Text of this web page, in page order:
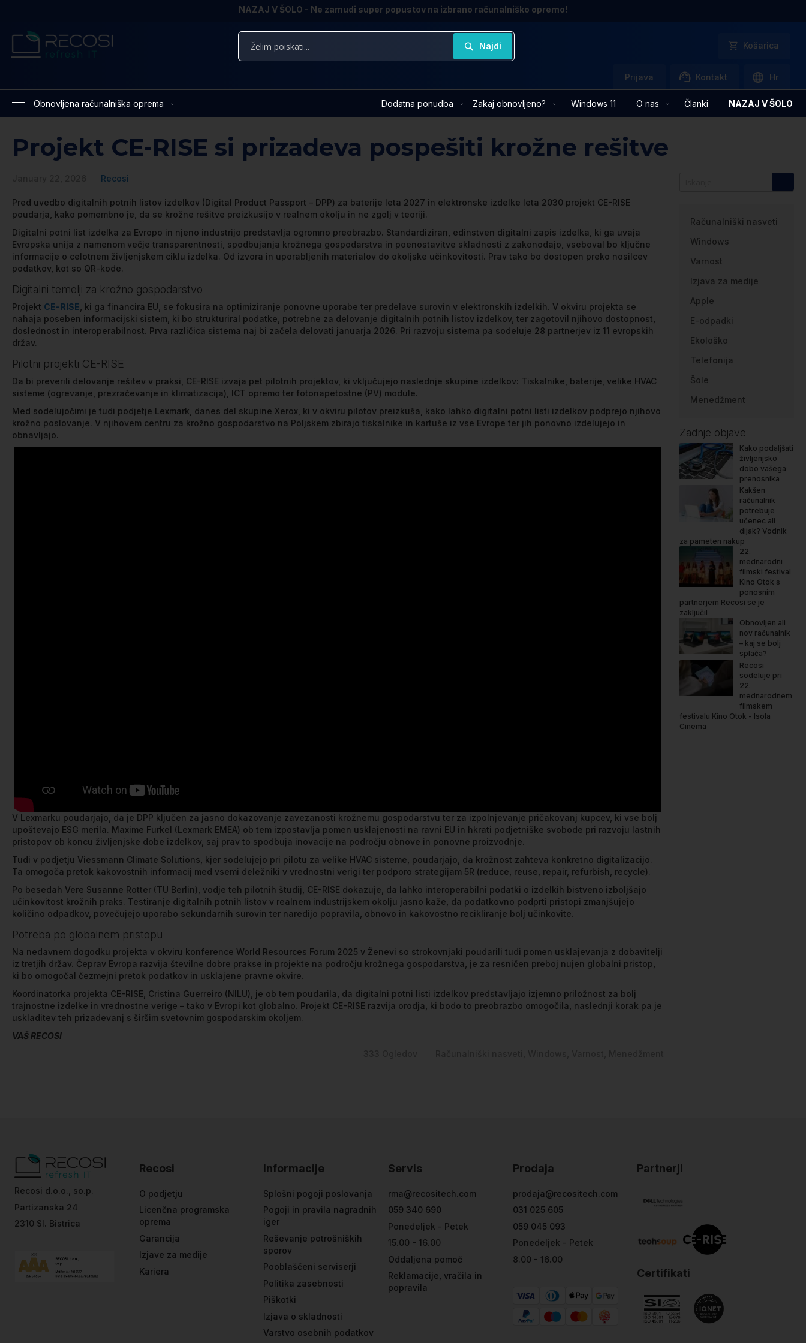
NAZAJ V ŠOLO - Ne zamudi super popustov na izbrano računalniško opremo!
Najdi Košarica
Prijava Kontakt Hr
Obnovljena računalniška oprema NAZAJ V ŠOLO
Članki
O nas
Windows 11
Zakaj obnovljeno?
Dodatna ponudba
Projekt CE-RISE si prizadeva pospešiti krožne rešitve
Recosi
Pred uvedbo digitalnih potnih listov izdelkov (Digital Product Passport – DPP) za baterije leta 2027 in elektronske izdelke leta 2030 projekt CE-RISE
poudarja, kako pomembno je, da se krožne rešitve preizkusijo v realnem okolju in ne zgolj v teoriji.
Digitalni potni list izdelka za Evropo in njeno industrijo predstavlja ogromno preobrazbo. Standardiziran, edinstven digitalni zapis izdelka, ki ga uvaja
Evropska unija z namenom večje transparentnosti, spodbujanja krožnega gospodarstva in poenostavitve skladnosti z zakonodajo, vseboval bo ključne
informacije o celotnem življenjskem ciklu izdelka. Od izvora in uporabljenih materialov do okoljske učinkovitosti. Prav tako bo dostopen preko nosilcev
podatkov, kot so QR-kode.
Digitalni temelji za krožno gospodarstvo
Projekt CE-RISE , ki ga financira EU, se fokusira na optimiziranje ponovne uporabe ter predelave surovin v elektronskih izdelkih. V okviru projekta se
nahaja poseben informacijski sistem, ki bo strukturiral podatke, potrebne za delovanje digitalnih potnih listov izdelkov, ter zagotovil njihovo dostopnost,
doslednost in interoperabilnost. Prva različica sistema naj bi začela delovati januarja 2026. Pri razvoju sistema pa sodeluje 28 partnerjev iz 11 evropskih
držav.
Pilotni projekti CE-RISE
Da bi preverili delovanje rešitev v praksi, CE-RISE izvaja pet pilotnih projektov, ki vključujejo naslednje skupine izdelkov: Tiskalnike, baterije, velike HVAC
sisteme (ogrevanje, prezračevanje in klimatizacija), ICT opremo ter fotonapetostne (PV) module.
Med sodelujočimi je tudi podjetje Lexmark, danes del skupine Xerox, ki v okviru pilotov preizkuša, kako lahko digitalni potni listi izdelkov podprejo njihovo
krožno poslovanje. V njihovem centru za krožno gospodarstvo na Poljskem zbirajo tiskalnike in kartuše iz vse Evrope ter jih ponovno izdelujejo in
obnavljajo.
V Lexmarku poudarjajo, da je DPP ključen za jasno dokazovanje zavezanosti krožnemu gospodarstvu ter za izpolnjevanje pričakovanj kupcev, ki vse bolj
upoštevajo ESG merila. Maxime Furkel (Lexmark EMEA) ob tem izpostavlja pomen usklajenosti na ravni EU in hkrati podjetniške svobode pri razvoju lastnih
pristopov ob koncu življenjske dobe izdelkov, saj prav to spodbuja inovacije na področju obnove in ponovne proizvodnje.
Tudi v podjetju Viessmann Climate Solutions, kjer sodelujejo pri pilotu za velike HVAC sisteme, poudarjajo, da krožnost zahteva konkretno digitalizacijo.
Ta omogoča pretok kakovostnih informacij med vsemi deležniki v vrednostni verigi ter podporo strategijam 5R (reduce, reuse, repair, refurbish, recycle).
Po besedah Vere Susanne Rotter (TU Berlin), vodje teh pilotnih študij, CE-RISE dokazuje, da lahko interoperabilni podatki o izdelkih bistveno izboljšajo
učinkovitost krožnih praks. Testiranje digitalnih potnih listov v realnem industrijskem okolju jasno kaže, da podatkovno podprti pristopi zmanjšujejo
količino odpadkov, povečujejo uporabo sekundarnih surovin ter naredijo popravila, obnovo in kakovostno recikliranje bolj učinkovite.
Potreba po globalnem pristopu
Na nedavnem dogodku projekta v okviru konference World Resources Forum 2025 v Ženevi so strokovnjaki poudarili tudi pomen usklajevanja z dobavitelji
iz tretjih držav. Čeprav Evropa razvija številne dobre prakse in projekte na področju krožnega gospodarstva, je za resničen preboj nujen globalni pristop,
ki bo omogočal čezmejni pretok podatkov in usklajene pravne okvire.
Koordinatorka projekta CE-RISE, Cristina Guerreiro (NILU), je ob tem poudarila, da digitalni potni listi izdelkov predstavljajo izjemno priložnost za bolj
trajnostne izdelke in vrednostne verige – tako v Evropi kot globalno. Projekt CE-RISE razvija orodja, ki bodo to preobrazbo omogočila, naslednji korak pa je
uskladitev teh prizadevanj s širšim svetovnim gospodarskim okoljem.
VAŠ RECOSI
Računalniški nasveti
Windows
Varnost
Izjava za medije
Apple
E-odpadki
Ekološko
Telefonija
Šole
Menedžment
Zadnje objave
Kako podaljšati
življenjsko
dobo vašega
prenosnika
Kakšen
računalnik
potrebuje
učenec ali
dijak? Vodnik
za pameten nakup
22.
mednarodni
filmski festival
Kino Otok s
ponosnim
partnerjem Recosi se je
zaključil
Obnovljen ali
nov računalnik
– kaj se bolj
splača?
Recosi
sodeluje pri
22.
mednarodnem
filmskem
festivalu Kino Otok - Isola
Cinema
Recosi d.o.o., so.p.
Partizanska 24
2310 Sl. Bistrica
Recosi
O podjetju
Licenčna programska
oprema
Garancija
Izjave za medije
Kariera
Informacije
Splošni pogoji poslovanja
Pogoji in pravila nagradnih
iger
Reševanje potrošniških
sporov
Pooblaščeni serviserji
Politika zasebnosti
Piškotki
Izjava o skladnosti
Varstvo osebnih podatkov
Servis
rma@recositech.com
059 340 690
Ponedeljek - Petek
15.00 - 16.00
Oddaljena pomoč
Reklamacije, vračila in
popravila
Prodaja
prodaja@recositech.com
031 025 605
059 045 093
Ponedeljek - Petek
8.00 - 16.00
Partnerji
Certifikati